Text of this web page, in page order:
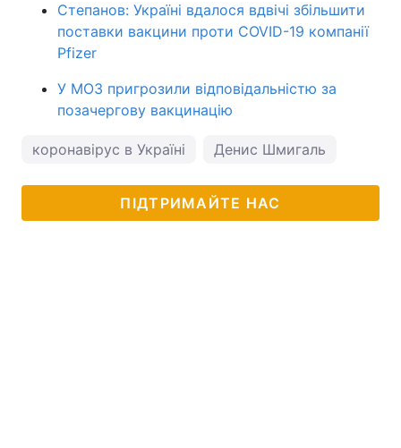
Степанов: Україні вдалося вдвічі збільшити
поставки вакцини проти COVID-19 компанії
Pfizer
У МОЗ пригрозили відповідальністю за
позачергову вакцинацію
коронавірус в Україні Денис Шмигаль
ПІДТРИМАЙТЕ НАС